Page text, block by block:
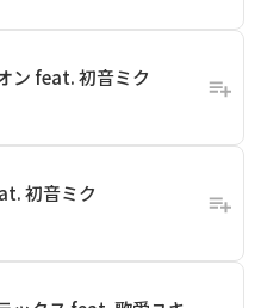
ン feat. 初音ミク
初音ミク